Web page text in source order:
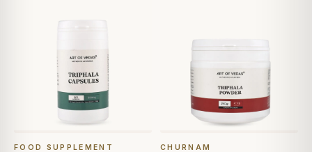
FOOD SUPPLEMENT CHURNAM